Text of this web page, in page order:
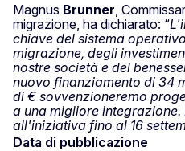
Magnus Brunner ,
migrazione, ha dichiarato: “
chiave del sistema
migrazione, degli
nostre società e del
nuovo finanziamento di 34
di € sovvenzioneremo
a una migliore
all'iniziativa fino al 16
Data di pubblicazione